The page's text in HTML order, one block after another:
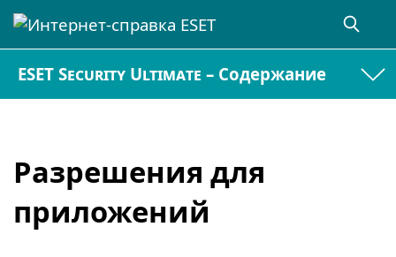
ESET Security Ultimate – Содержание
Разрешения для
приложений